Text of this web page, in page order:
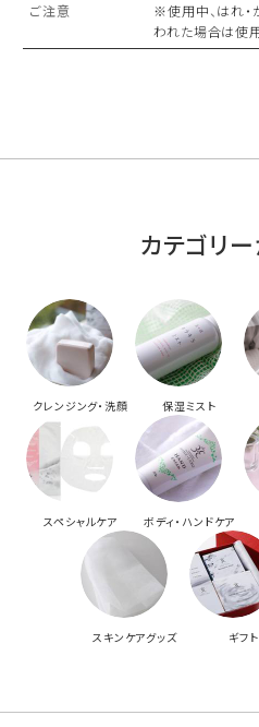
ご注意
※使用中、はれ・
われた場合は使
カテゴリ
クレンジング・洗顔 保湿ミスト
スペシャルケア ボディ・ハンドケア
スキンケアグッズ ギフト